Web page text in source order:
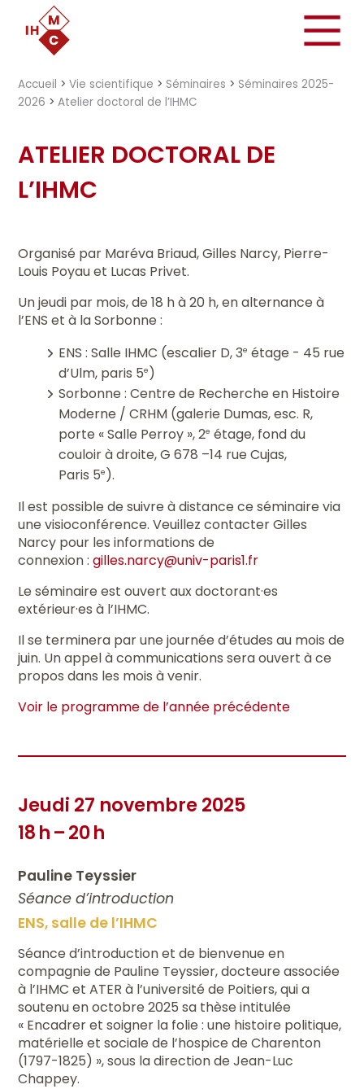
Accueil >Vie scientifique > Séminaires > Séminaires 2025-
2026 >Atelier doctoral de l’IHMC
ATELIER DOCTORAL DE
L’IHMC
Organisé par Maréva Briaud, Gilles Narcy, Pierre-
Louis Poyau et Lucas Privet.
Un jeudi par mois, de 18 h à 20 h, en alternance à
l’ENS et à la Sorbonne :
ENS : Salle IHMC (escalier D, 3e étage - 45 rue
d’Ulm, paris 5e )
Sorbonne : Centre de Recherche en Histoire
Moderne / CRHM (galerie Dumas, esc. R,
porte « Salle Perroy », 2e étage, fond du
couloir à droite, G 678 –14 rue Cujas,
Paris 5e ).
Il est possible de suivre à distance ce séminaire via
une visioconférence. Veuillez contacter Gilles
Narcy pour les informations de
connexion :gilles.narcy@univ-paris1.fr
Le séminaire est ouvert aux doctorant·es
extérieur·es à l’IHMC.
Il se terminera par une journée d’études au mois de
juin. Un appel à communications sera ouvert à ce
propos dans les mois à venir.
Voir le programme de l’année précédente
Jeudi 27 novembre 2025
18 h – 20 h
Pauline Teyssier
Séance d’introduction
ENS, salle de l’IHMC
Séance d’introduction et de bienvenue en
compagnie de Pauline Teyssier, docteure associée
à l’IHMC et ATER à l’université de Poitiers, qui a
soutenu en octobre 2025 sa thèse intitulée
« Encadrer et soigner la folie : une histoire politique,
matérielle et sociale de l’hospice de Charenton
(1797-1825) », sous la direction de Jean-Luc
Chappey.